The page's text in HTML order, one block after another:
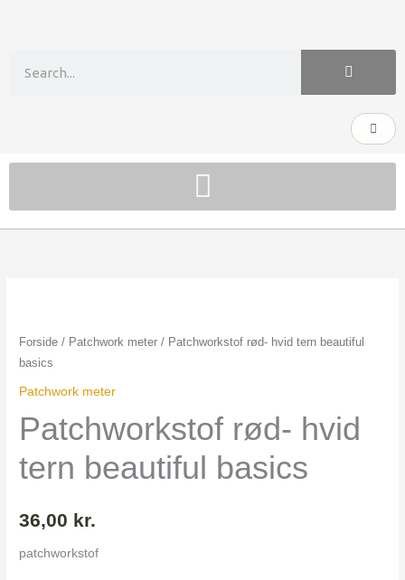
Kurv
Forside / Patchwork meter / Patchworkstof rød- hvid tern beautiful
basics
Patchwork meter
Patchworkstof rød- hvid
tern beautiful basics
36,00 kr.
patchworkstof
hvid
tern
beautiful
antal